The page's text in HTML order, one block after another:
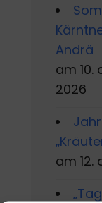
Andrä
am 10.
2026
am 12.